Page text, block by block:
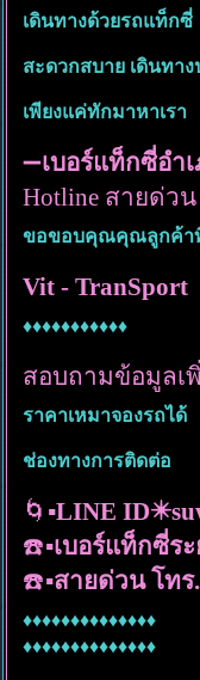
เดินทางด้วยรถแท็กซี่
สะดวกสบาย เดินทา
เพียงแค่ทักมาหาเรา
➖เบอร์แท็กซี่อำ
Hotline สายด่ว
ขอขอบคุณคุณลูกค้า
Vit - TranSport
♦️♦️♦️♦️♦️♦️♦️♦️♦️♦️♦️
สอบถามข้อมูลเ
ราคาเหมาจองรถได้
ช่องทางการติดต่อ
🌀▪️LINE
☎️▪️เบอร์แท็กซี่ระ
☎️▪️สายด่วน โทร
♦️♦️♦️♦️♦️♦️♦️♦️♦️♦️♦️♦️♦️♦️
♦️♦️♦️♦️♦️♦️♦️♦️♦️♦️♦️♦️♦️♦️